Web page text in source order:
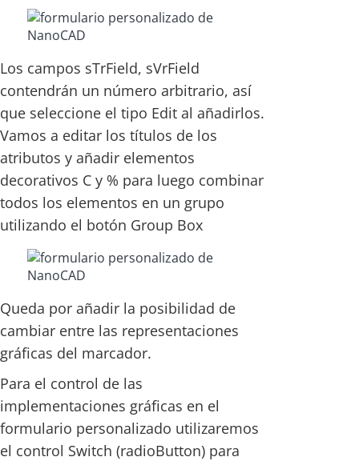
Los campos sTrField, sVrField
contendrán un número arbitrario, así
que seleccione el tipo Edit al añadirlos.
Vamos a editar los títulos de los
atributos y añadir elementos
decorativos C y % para luego combinar
todos los elementos en un grupo
utilizando el botón Group Box
Queda por añadir la posibilidad de
cambiar entre las representaciones
gráficas del marcador.
Para el control de las
implementaciones gráficas en el
formulario personalizado utilizaremos
el control Switch (radioButton) para